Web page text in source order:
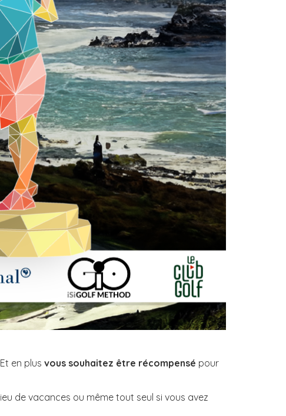
en plus vous souhaitez être récompensé pour
de vacances ou même tout seul si vous avez